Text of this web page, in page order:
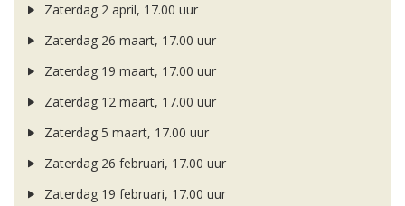
Zaterdag 2 april, 17.00 uur
Zaterdag 26 maart, 17.00 uur
Zaterdag 19 maart, 17.00 uur
Zaterdag 12 maart, 17.00 uur
Zaterdag 5 maart, 17.00 uur
Zaterdag 26 februari, 17.00 uur
Zaterdag 19 februari, 17.00 uur